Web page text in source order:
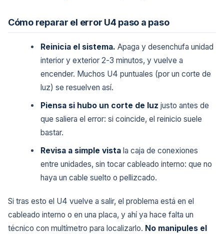
Cómo reparar el error U4 paso a paso
Reinicia el sistema. Apaga y desenchufa unidad
interior y exterior 2-3 minutos, y vuelve a
encender. Muchos U4 puntuales (por un corte de
luz) se resuelven así.
Piensa si hubo un corte de luz justo antes de
que saliera el error: si coincide, el reinicio suele
bastar.
Revisa a simple vista la caja de conexiones
entre unidades, sin tocar cableado interno: que no
haya un cable suelto o pellizcado.
Si tras esto el U4 vuelve a salir, el problema está en el
cableado interno o en una placa, y ahí ya hace falta un
técnico con multímetro para localizarlo. No manipules el